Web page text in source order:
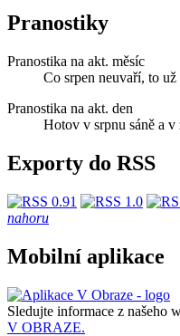
Pranostiky
Pranostika na akt. měsíc
Co srpen neuvaří, to už
Pranostika na akt. den
Hotov v srpnu sáně a v
Exporty do RSS
nahoru
Mobilní aplikace
Sledujte informace z našeho
V OBRAZE.